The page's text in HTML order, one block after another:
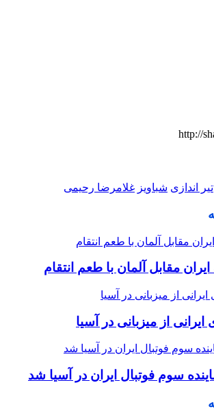
http://
تیر اندازی شباویز غلامرضا رحیمی
مقابل آلمان با طعم انتقام
از میزبانی در آسیا
سوم فوتبال ایران در آسیا شد